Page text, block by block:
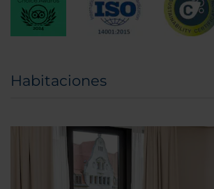
Habitaciones